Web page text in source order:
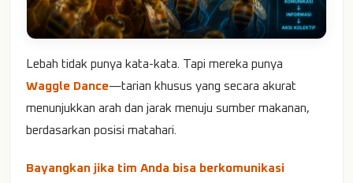
Lebah tidak punya kata-kata. Tapi mereka punya
Waggle Dance—tarian khusus yang secara akurat
menunjukkan arah dan jarak menuju sumber makanan,
berdasarkan posisi matahari.
Bayangkan jika tim Anda bisa berkomunikasi